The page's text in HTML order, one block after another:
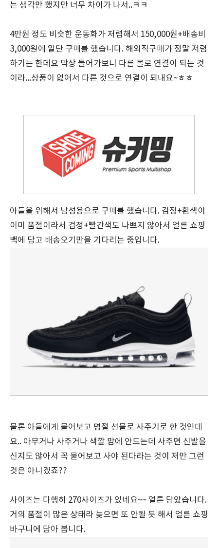
는 생각만 했지만 너무 차이가 나서..ㅋㅋ
4만원 정도 비슷한 운동화가 저렴해서 150,000원+배송비
3,000원에 일단 구매를 했습니다. 해외직구매가 정말 저렴
하기는 한데요 막상 들어가보니 다른 몰로 연결이 되는 것
이라...상품이 없어서 다른 것으로 연결이 되내요~ㅎㅎ
아들을 위해서 남성용으로 구매를 했습니다. 검정+흰색이
이미 품절이라서 검정+빨간색도 나쁘지 않아서 얼른 쇼핑
백에 담고 배송오기만을 기다리는 중입니다.
물론 아들에게 물어보고 명절 선물로 사주기로 한 것인데
요.. 아무거나 사주거나 색깔 맘에 안드는데 사주면 신발을
신지도 않아서 꼭 물어보고 사야 된다라는 것이 저만 그런
것은 아니겠죠??
사이즈는 다행히 270사이즈가 있네요~~ 얼른 담았습니다.
거의 품절이 많은 상태라 늦으면 또 안될 듯 해서 얼른 쇼핑
바구니에 담아 봅니다.